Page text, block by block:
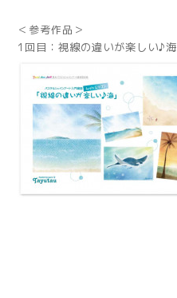
＜参考作品＞
1回目：視線の違いが楽しい♪海